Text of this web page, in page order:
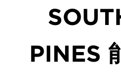
PINES